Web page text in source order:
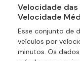
Velocidade
Velocidade
Esse conjunto de
veículos por
minutos. Os